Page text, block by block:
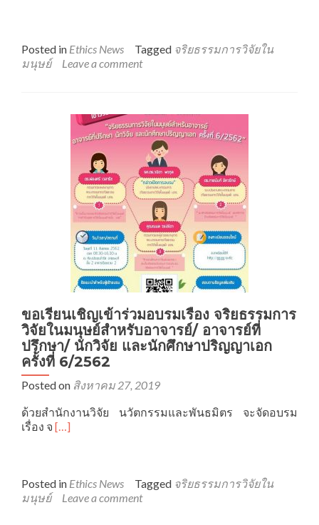
เรียน
เชิญ
เรื่อง
จริยธรรม
การ
มนุษย์
สำหรับ
อาจารย์/
อาจารย์
ปรึกษา/
นัก
วิจัย
และ
นักศึกษา
ปริญญา
เอก
ครั้ง
1/2563
Posted in Ethics News Tagged จริยธรรมการวิจัยใน
มนุษย์
Leave a comment
ขอเรียนเชิญเข้าร่วมอบรมเรื่อง จริยธรรมการ
วิจัยในมนุษย์สำหรับอาจารย์/ อาจารย์ที่
ปรึกษา/ นักวิจัย และนักศึกษาปริญญาเอก
ครั้งที่ 6/2562
Posted on สิงหาคม 27, 2019
ด้วยสำนักงานวิจัย นวัตกรรมและพันธมิตร จะจัดอบรม
เรื่อง จ Read
เรียน
เชิญ
[…]
Posted in Ethics News Tagged จริยธรรมการวิจัยใน
มนุษย์
Leave a comment